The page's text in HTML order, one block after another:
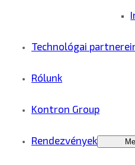
Technológai
Rólunk
Kontron Group
Rendezvények